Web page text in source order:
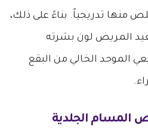
منها تدريجياً. بناءً على ذلك،
المريض لون بشرته
الموحد الخالي من البقع
المسام الجلدية